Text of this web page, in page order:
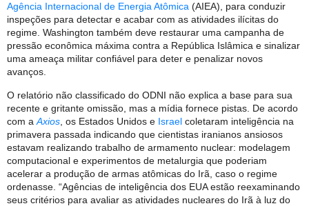
Agência Internacional de Energia Atômica (AIEA), para conduzir
inspeções para detectar e acabar com as atividades ilícitas do
regime. Washington também deve restaurar uma campanha de
pressão econômica máxima contra a República Islâmica e sinalizar
uma ameaça militar confiável para deter e penalizar novos
avanços.
O relatório não classificado do ODNI não explica a base para sua
recente e gritante omissão, mas a mídia fornece pistas. De acordo
com a Axios , os Estados Unidos e Israel coletaram inteligência na
primavera passada indicando que cientistas iranianos ansiosos
estavam realizando trabalho de armamento nuclear: modelagem
computacional e experimentos de metalurgia que poderiam
acelerar a produção de armas atômicas do Irã, caso o regime
ordenasse. “Agências de inteligência dos EUA estão reexaminando
seus critérios para avaliar as atividades nucleares do Irã à luz do